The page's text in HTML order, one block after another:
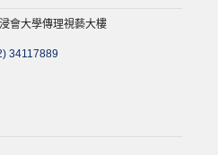
會大學傳理視藝大樓
34117889